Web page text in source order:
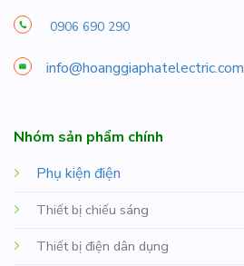
0906 690 290
info@hoanggiaphatelectric.com
Nhóm sản phẩm chính
Phụ kiện điện
Thiết bị chiếu sáng
Thiết bị điện dân dụng